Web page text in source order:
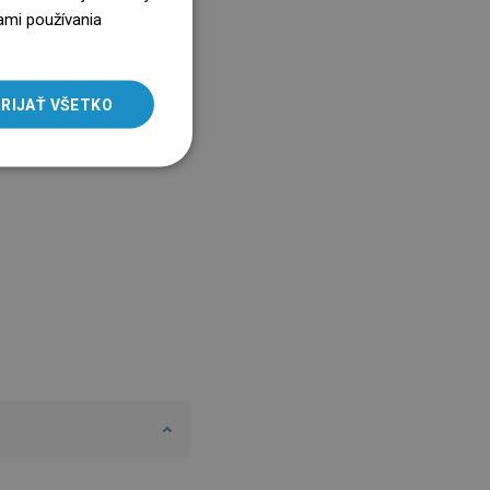
LITHUANIAN
ROMANIAN
používania
VŠETKO